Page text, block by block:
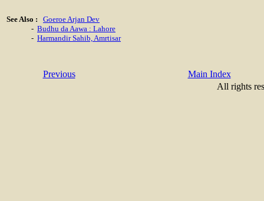
See Also :
Goeroe Arjan Dev
- Budhu da Aawa : Lahore
- Harmandir Sahib, Amrtisar
Previous
Main Index
All rights